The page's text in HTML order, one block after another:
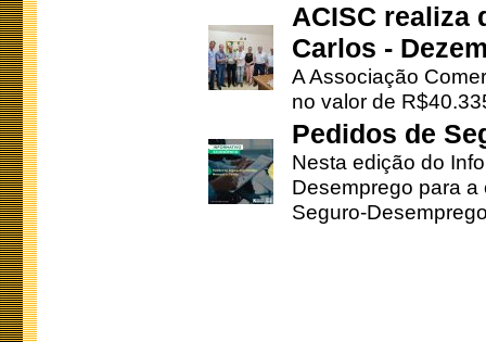
ACISC realiza
Carlos -
A Associação
no valor de
Pedidos de
Nesta edição do
Desemprego para
Seguro-